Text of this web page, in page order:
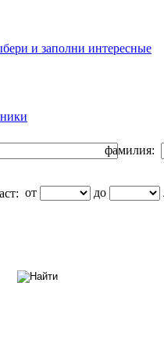
и заполни интересные
фамилия:
от до